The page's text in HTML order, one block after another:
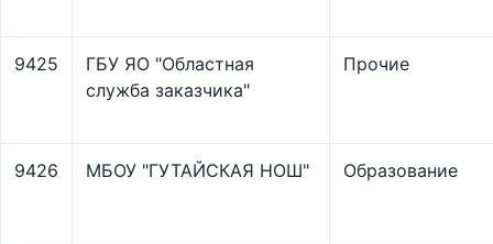
9425
ГБУ ЯО "Областная
служба заказчика"
Прочие
9426 МБОУ "ГУТАЙСКАЯ НОШ" Образование